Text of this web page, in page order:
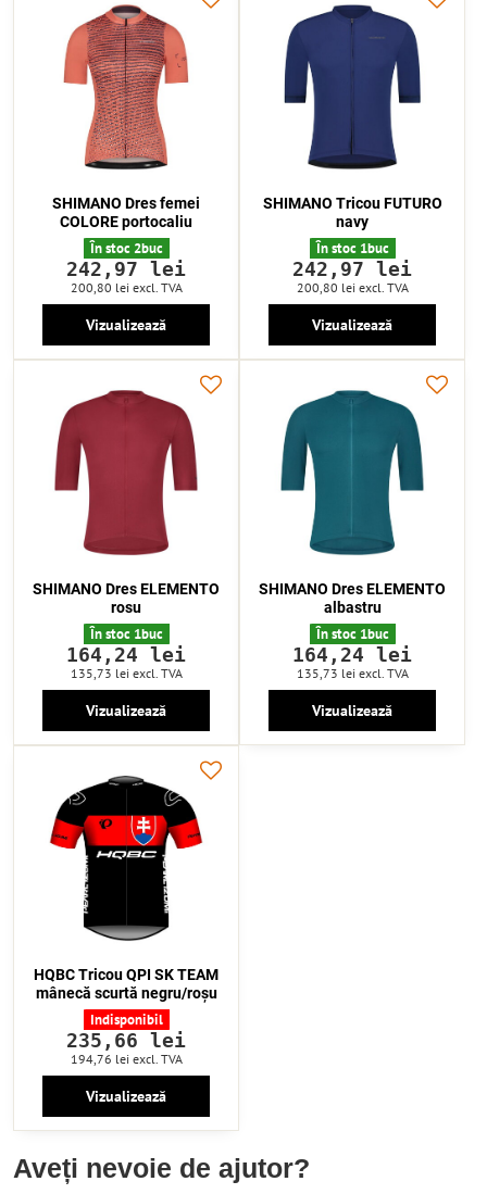
SHIMANO Dres femei
COLORE portocaliu
În stoc 2buc
242,97 lei
200,80 lei excl. TVA
Vizualizează
SHIMANO Tricou FUTURO
navy
În stoc 1buc
242,97 lei
200,80 lei excl. TVA
Vizualizează
SHIMANO Dres ELEMENTO
rosu
În stoc 1buc
164,24 lei
135,73 lei excl. TVA
Vizualizează
SHIMANO Dres ELEMENTO
albastru
În stoc 1buc
164,24 lei
135,73 lei excl. TVA
Vizualizează
HQBC Tricou QPI SK TEAM
mânecă scurtă negru/roșu
Indisponibil
235,66 lei
194,76 lei excl. TVA
Vizualizează
Aveți nevoie de ajutor?